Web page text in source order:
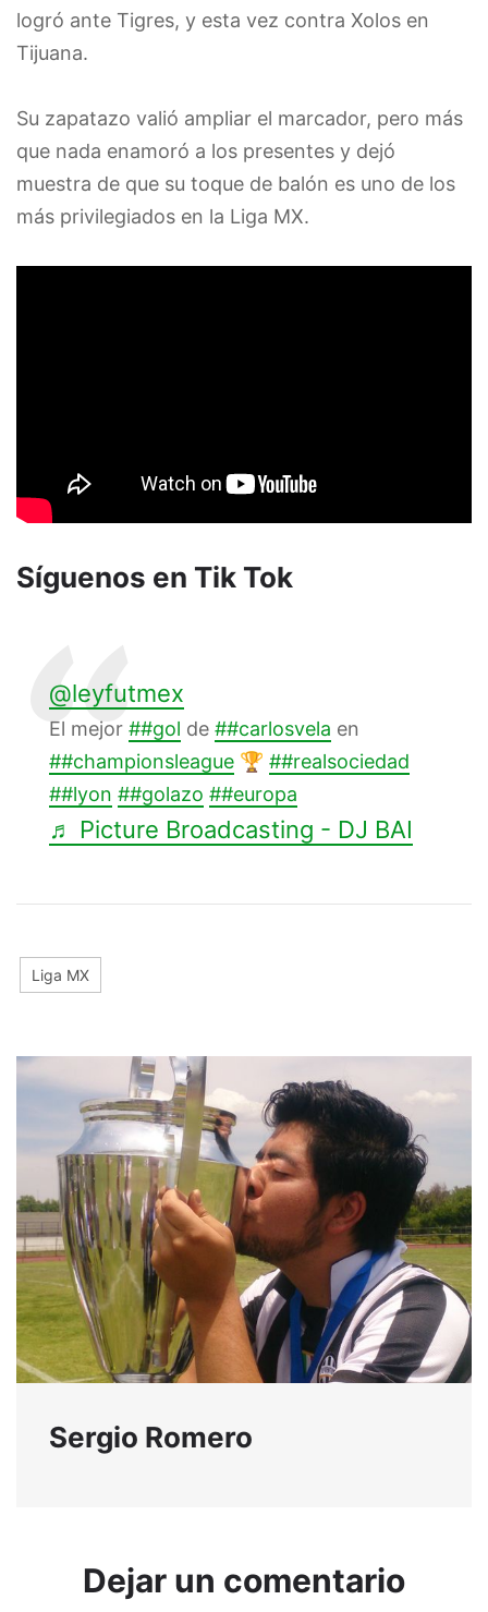
logró ante Tigres, y esta vez contra Xolos en
Tijuana.
Su zapatazo valió ampliar el marcador, pero más
que nada enamoró a los presentes y dejó
muestra de que su toque de balón es uno de los
más privilegiados en la Liga MX.
Síguenos en Tik Tok
@leyfutmex
El mejor ##gol de ##carlosvela en
##championsleague 🏆 ##realsociedad
##lyon ##golazo ##europa
♬ Picture Broadcasting - DJ BAI
Liga MX
Sergio Romero
Dejar un comentario